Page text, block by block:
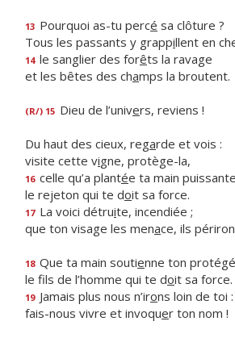
13 Pourquoi as-tu percé sa clôture ?
Tous les passants y grappillent en
14 le sanglier des forêts la ravage
et les bêtes des champs la broutent.
(R/) 15 Dieu de l’univers, reviens !
Du haut des cieux, regarde et vois :
visite cette vigne, protège-la,
16 celle qu’a plantée ta main
le rejeton qui te doit sa force.
17 La voici détruite, incendiée ;
que ton visage les menace, ils
18 Que ta main soutienne ton
le fils de l’homme qui te doit sa force.
19 Jamais plus nous n’irons loin de toi :
fais-nous vivre et invoquer ton nom !